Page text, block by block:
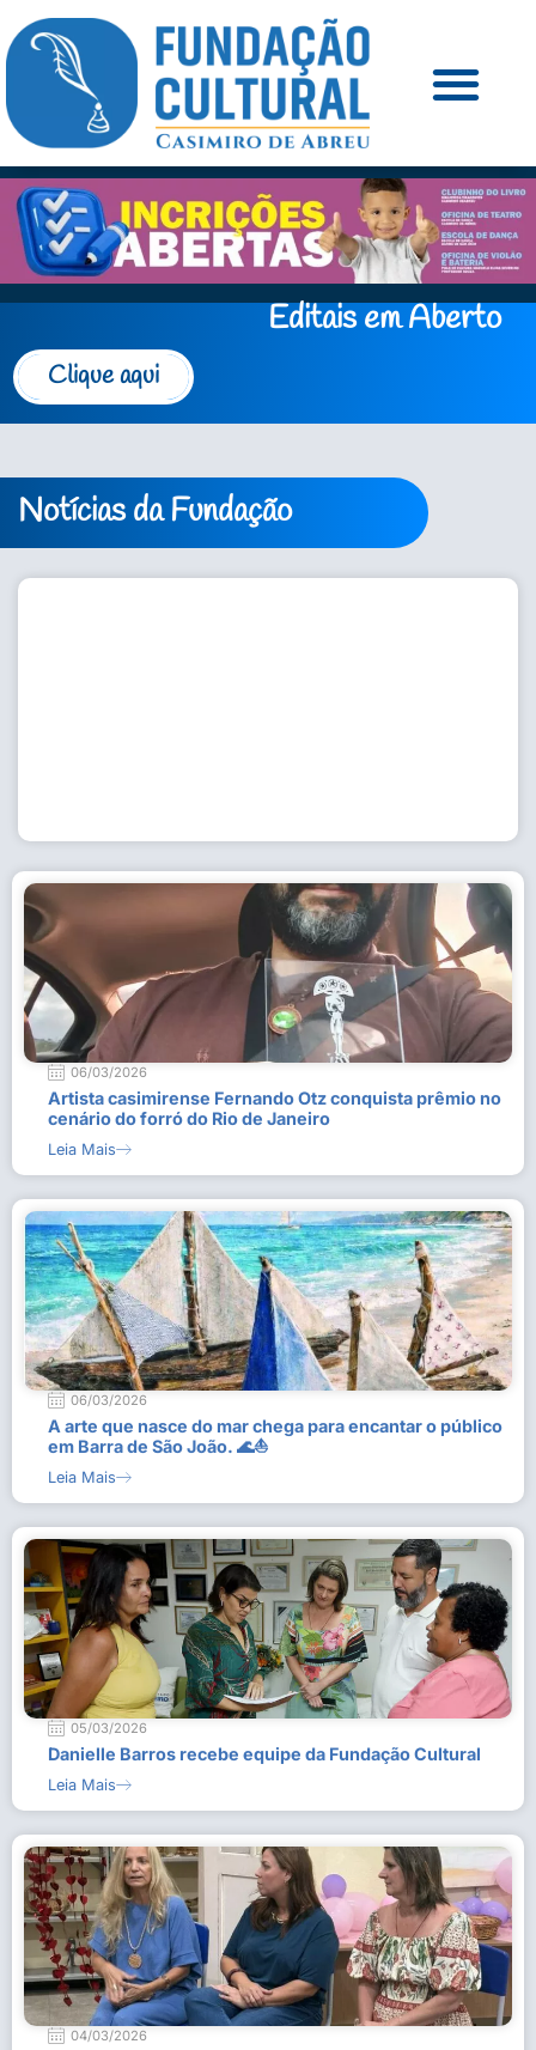
Editais em Aberto
Clique aqui
Notícias da Fundação
06/03/2026
Artista casimirense Fernando Otz conquista prêmio no
cenário do forró do Rio de Janeiro
Leia Mais
06/03/2026
A arte que nasce do mar chega para encantar o público
em Barra de São João. 🌊⛵
Leia Mais
05/03/2026
Danielle Barros recebe equipe da Fundação Cultural
Leia Mais
04/03/2026